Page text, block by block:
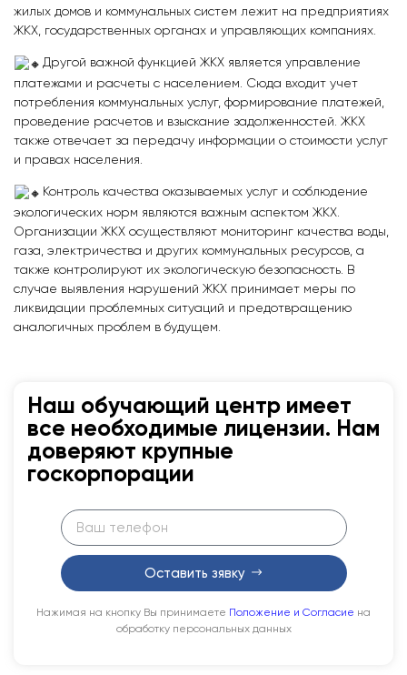
жилых домов и коммунальных систем лежит на предприятиях
ЖКХ, государственных органах и управляющих компаниях.
Другой важной функцией ЖКХ является управление
платежами и расчеты с населением. Сюда входит учет
потребления коммунальных услуг, формирование платежей,
проведение расчетов и взыскание задолженностей. ЖКХ
также отвечает за передачу информации о стоимости услуг
и правах населения.
Контроль качества оказываемых услуг и соблюдение
экологических норм являются важным аспектом ЖКХ.
Организации ЖКХ осуществляют мониторинг качества воды,
газа, электричества и других коммунальных ресурсов, а
также контролируют их экологическую безопасность. В
случае выявления нарушений ЖКХ принимает меры по
ликвидации проблемных ситуаций и предотвращению
аналогичных проблем в будущем.
Наш обучающий центр имеет
все необходимые лицензии. Нам
доверяют крупные
госкорпорации
Оставить зявку
Нажимая на кнопку Вы принимаете Положение и Согласие на
обработку персональных данных